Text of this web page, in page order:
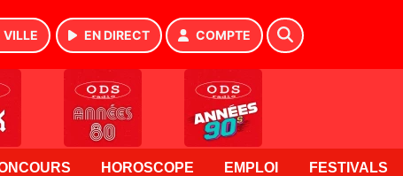
VILLE EN DIRECT COMPTE
HOROSCOPE EMPLOI FESTIVALS